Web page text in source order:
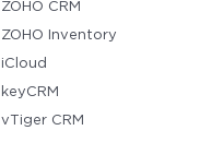
ZOHO CRM
ZOHO Inventory
iCloud
keyCRM
vTiger CRM